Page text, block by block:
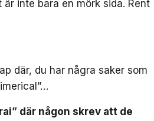
inte bara en mörk sida. Rent
där, du har några saker som
där någon skrev att de